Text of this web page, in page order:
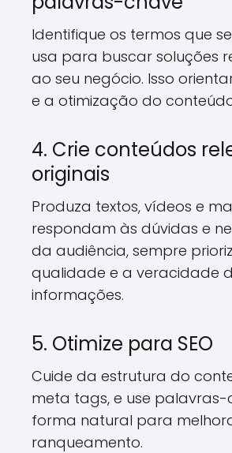
Identifique os termos que
usa para buscar soluções
ao seu negócio. Isso
e a otimização do
4. Crie conteúdos
originais
Produza textos, vídeos e
respondam às dúvidas e
da audiência, sempre
qualidade e a veracidade
informações.
5. Otimize para SEO
Cuide da estrutura do
meta tags, e use palavras-
forma natural para
ranqueamento.